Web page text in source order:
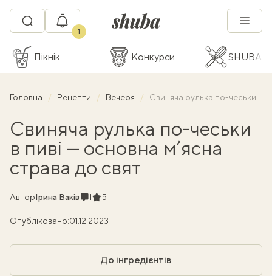
1
Пікнік Конкурси SHUBA
Головна Рецепти Вечеря Свиняча рулька по-чеськи в пиві — основна м’ясна страва до свят
Свиняча рулька по-чеськи
в пиві — основна м’ясна
страва до свят
АвторІрина ВаківКоментарі
1Рейтинг
5
Опубліковано:01.12.2023
До інгредієнтів